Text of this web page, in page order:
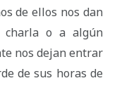
de ellos nos dan
o a algún
nos dejan entrar
de sus horas de